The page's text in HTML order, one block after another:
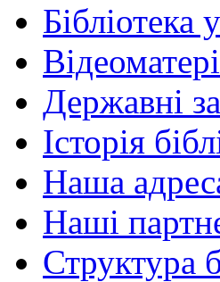
Бібліотека
Державні
Історія
Наша
Наші
Структура